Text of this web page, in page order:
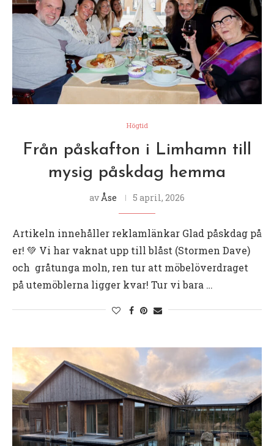
Högtid
Från påskafton i Limhamn till
mysig påskdag hemma
av Åse 5 april, 2026
Artikeln innehåller reklamlänkar Glad påskdag på
er! 💚 Vi har vaknat upp till blåst (Stormen Dave)
och gråtunga moln, ren tur att möbelöverdraget
på utemöblerna ligger kvar! Tur vi bara …